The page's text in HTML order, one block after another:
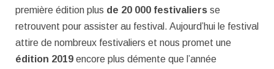
première édition plus de 20 000 festivaliers se
retrouvent pour assister au festival. Aujourd’hui le festival
attire de nombreux festivaliers et nous promet une
édition 2019 encore plus démente que l’année